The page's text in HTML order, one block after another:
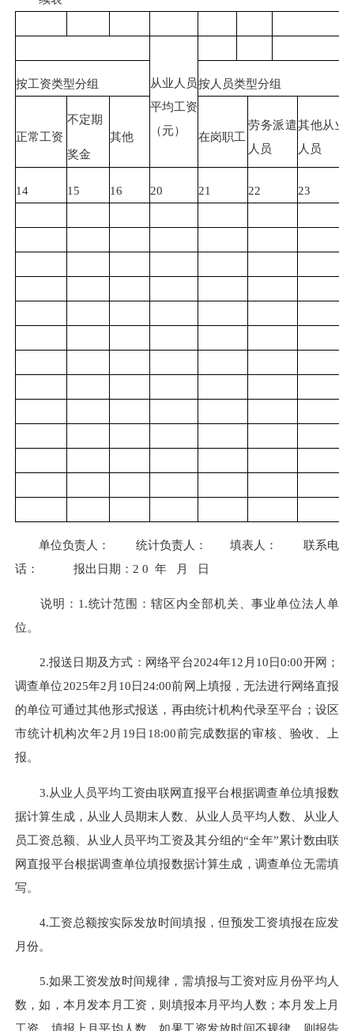
从业人员
平均工资
（元）
按工资类型分组 按人员类型分组
正常工资
不定期
奖金
其他 在岗职工
劳务派遣
人员
其他从业
人员
14 15 16 20 21 22 23
单位负责人： 统计负责人： 填表人： 联系电
话： 报出日期：2 0 年 月 日
说明：1.统计范围：辖区内全部机关、事业单位法人单
位。
2.报送日期及方式：网络平台2024年12月10日0:00开网；
调查单位2025年2月10日24:00前网上填报，无法进行网络直报
的单位可通过其他形式报送，再由统计机构代录至平台；设区
市统计机构次年2月19日18:00前完成数据的审核、验收、上
报。
3.从业人员平均工资由联网直报平台根据调查单位填报数
据计算生成，从业人员期末人数、从业人员平均人数、从业人
员工资总额、从业人员平均工资及其分组的“全年”累计数由联
网直报平台根据调查单位填报数据计算生成，调查单位无需填
写。
4.工资总额按实际发放时间填报，但预发工资填报在应发
月份。
5.如果工资发放时间规律，需填报与工资对应月份平均人
数，如，本月发本月工资，则填报本月平均人数；本月发上月
工资，填报上月平均人数。如果工资发放时间不规律，则报告